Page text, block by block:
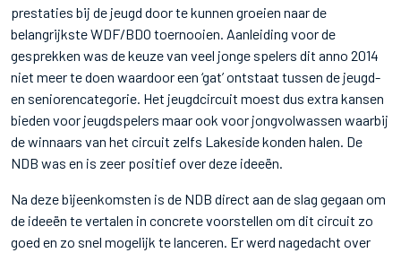
prestaties bij de jeugd door te kunnen groeien naar de
belangrijkste WDF/BDO toernooien. Aanleiding voor de
gesprekken was de keuze van veel jonge spelers dit anno 2014
niet meer te doen waardoor een ‘gat’ ontstaat tussen de jeugd-
en seniorencategorie. Het jeugdcircuit moest dus extra kansen
bieden voor jeugdspelers maar ook voor jongvolwassen waarbij
de winnaars van het circuit zelfs Lakeside konden halen. De
NDB was en is zeer positief over deze ideeën.
Na deze bijeenkomsten is de NDB direct aan de slag gegaan om
de ideeën te vertalen in concrete voorstellen om dit circuit zo
goed en zo snel mogelijk te lanceren. Er werd nagedacht over